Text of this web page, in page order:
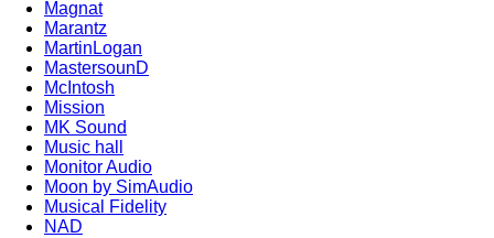
Magnat
Marantz
MartinLogan
MastersounD
McIntosh
Mission
MK Sound
Music hall
Monitor Audio
Moon by SimAudio
Musical Fidelity
NAD